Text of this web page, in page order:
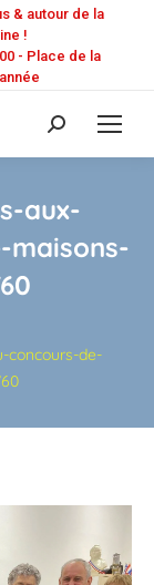
& autour de la
!
- Place de la
Recherche
:
aux-
maisons-
concours-de-